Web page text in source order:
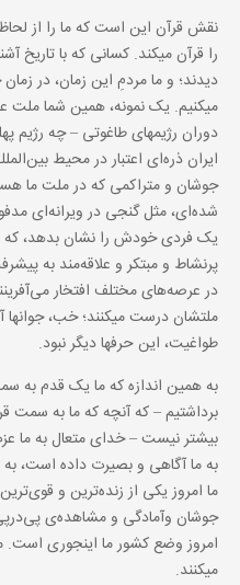
نقش قرآن این است که ما را از لحاظ
را قرآن میکند. کسانی که با تاریخ
دیدند؛ و ما مردمِ این زمان، در
میکنیم. یک نمونه، همین شما ملت
دوران رژیمهای طاغوتی – چه رژیم
ایران ذره‌ای اعتبار در محیط
جوشان و متراکمی که در ملت ما
شده‌ای، مثل گنجی در ویرانه‌ای
یک فردی خودش را نشان بدهد، که
پرنشاط و مبتکر و علاقه‌مند به
در عرصه‌های مختلف افتخار
ملتشان درست میکنند؛ خب، جوانها
طواغیت، این حرفها دیگر نبود.
به همین اندازه که ما یک قدم به
برداشتیم – که آنچه که ما به سمت
بیشتر نیست – خدای متعال به ما
به ما آگاهی و بصیرت داده است،
ما امروز یکی از زنده‌ترین و
جوشان وآمادگی و مشاهده‌ی
امروز وضع کشور ما اینجوری
میکنند.